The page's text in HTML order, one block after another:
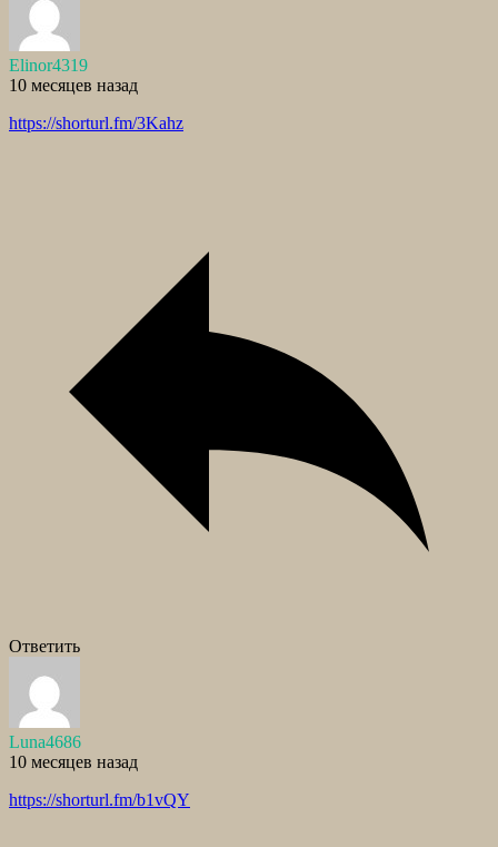
Elinor4319
10 месяцев назад
https://shorturl.fm/3Kahz
Ответить
Luna4686
10 месяцев назад
https://shorturl.fm/b1vQY